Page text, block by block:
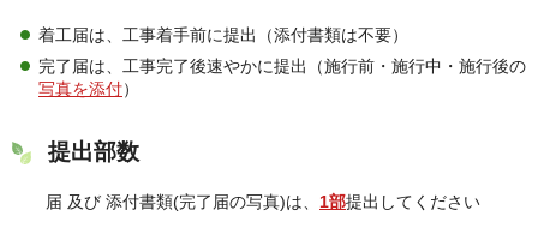
着工届は、工事着手前に提出（添付書類は不要）
完了届は、工事完了後速やかに提出（施行前・施行中・施行後の
写真を添付）
提出部数
届 及び 添付書類(完了届の写真)は、 1部提出してください